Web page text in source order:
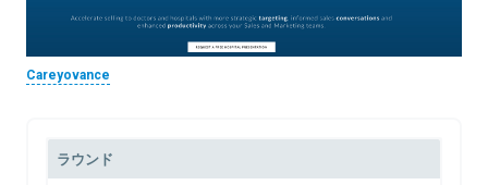
Careyovance
ラウンド